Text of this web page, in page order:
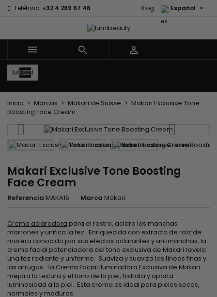
Teléfono: +32 4 269 67 48 Español 
Blog
  
MENU
Inicio Marcas Makari de Suisse
Makari Exclusive Tone
Boosting Face Cream
Makari Exclusive Tone Boosting
Face Cream
Referencia MAKA15 Marca Makari
Crema aclaradora para el rostro, aclara las manchas
marrones y unifica la tez. Enriquecida con extracto de raíz de
morera conocido por sus efectos aclarantes y antimanchas, la
crema facial potenciadora del tono exclusiva de Makari revela
una tez radiante y uniforme. Suaviza y suaviza las líneas finas y
las arrugas. La Crema Facial Iluminadora Exclusiva de Makari
mejora la textura y el tono de la piel, hidrata y aporta
luminosidad a la piel. Esta crema es ideal para pieles secas,
normales y maduras.